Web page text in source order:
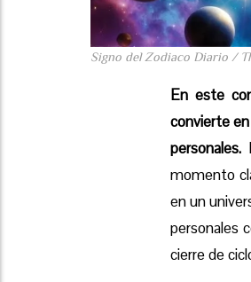
Signo del Zodiaco Diario /
En este
convierte
personales.
momento
en un
personales
cierre de